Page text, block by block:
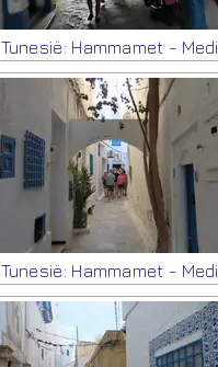
Tunesië: Hammamet -
Tunesië: Hammamet -